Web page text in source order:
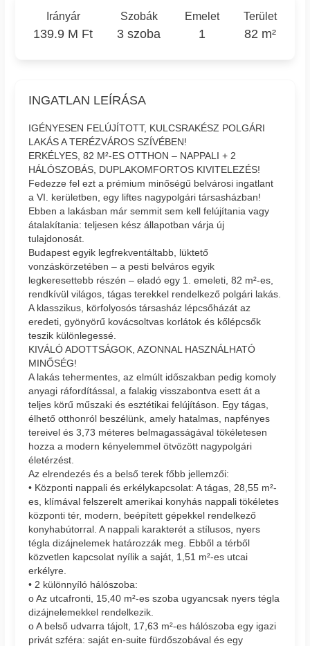
Irányár
139.9 M Ft
Szobák
3 szoba
Emelet
1
Terület
82 m²
INGATLAN LEÍRÁSA
IGÉNYESEN FELÚJÍTOTT, KULCSRAKÉSZ POLGÁRI
LAKÁS A TERÉZVÁROS SZÍVÉBEN!
ERKÉLYES, 82 M²-ES OTTHON – NAPPALI + 2
HÁLÓSZOBÁS, DUPLAKOMFORTOS KIVITELEZÉS!
Fedezze fel ezt a prémium minőségű belvárosi ingatlant
a VI. kerületben, egy liftes nagypolgári társasházban!
Ebben a lakásban már semmit sem kell felújítania vagy
átalakítania: teljesen kész állapotban várja új
tulajdonosát.
Budapest egyik legfrekventáltabb, lüktető
vonzáskörzetében – a pesti belváros egyik
legkeresettebb részén – eladó egy 1. emeleti, 82 m²-es,
rendkívül világos, tágas terekkel rendelkező polgári lakás.
A klasszikus, körfolyosós társasház lépcsőházát az
eredeti, gyönyörű kovácsoltvas korlátok és kőlépcsők
teszik különlegessé.
KIVÁLÓ ADOTTSÁGOK, AZONNAL HASZNÁLHATÓ
MINŐSÉG!
A lakás tehermentes, az elmúlt időszakban pedig komoly
anyagi ráfordítással, a falakig visszabontva esett át a
teljes körű műszaki és esztétikai felújításon. Egy tágas,
élhető otthonról beszélünk, amely hatalmas, napfényes
tereivel és 3,73 méteres belmagasságával tökéletesen
hozza a modern kényelemmel ötvözött nagypolgári
életérzést.
Az elrendezés és a belső terek főbb jellemzői:
• Központi nappali és erkélykapcsolat: A tágas, 28,55 m²-
es, klímával felszerelt amerikai konyhás nappali tökéletes
központi tér, modern, beépített gépekkel rendelkező
konyhabútorral. A nappali karakterét a stílusos, nyers
tégla dizájnelemek határozzák meg. Ebből a térből
közvetlen kapcsolat nyílik a saját, 1,51 m²-es utcai
erkélyre.
• 2 különnyíló hálószoba:
o Az utcafronti, 15,40 m²-es szoba ugyancsak nyers tégla
dizájnelemekkel rendelkezik.
o A belső udvarra tájolt, 17,63 m²-es hálószoba egy igazi
privát szféra: saját en-suite fürdőszobával és egy